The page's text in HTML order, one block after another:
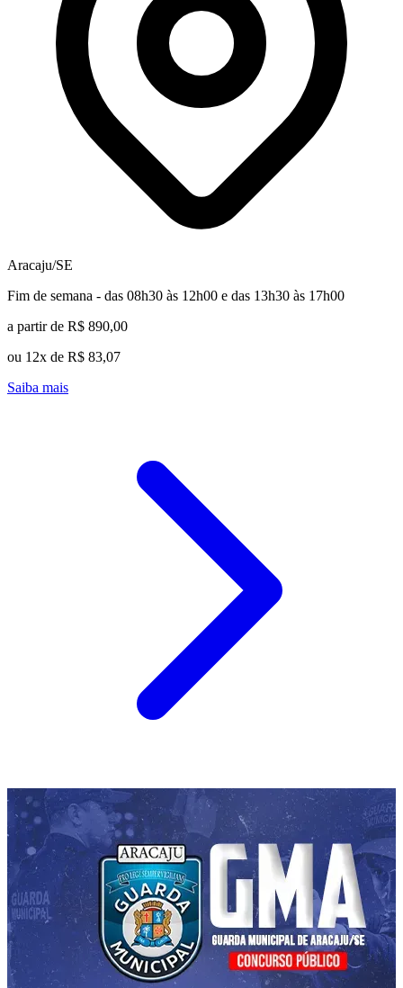
Aracaju/SE
Fim de semana - das 08h30 às 12h00 e das 13h30 às 17h00
a partir de R$ 890,00
ou 12x de R$ 83,07
Saiba mais